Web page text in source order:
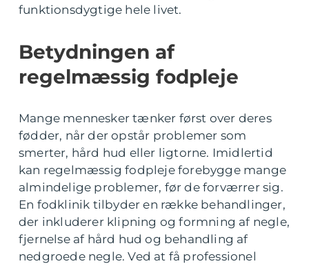
funktionsdygtige hele livet.
Betydningen af
regelmæssig fodpleje
Mange mennesker tænker først over deres
fødder, når der opstår problemer som
smerter, hård hud eller ligtorne. Imidlertid
kan regelmæssig fodpleje forebygge mange
almindelige problemer, før de forværrer sig.
En fodklinik tilbyder en række behandlinger,
der inkluderer klipning og formning af negle,
fjernelse af hård hud og behandling af
nedgroede negle. Ved at få professionel